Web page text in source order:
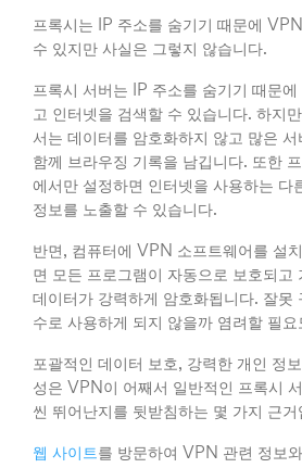
프록시는 IP 주소를 숨기기 때문에
수 있지만 사실은 그렇지 않습니다.
프록시 서버는 IP 주소를 숨기기 때문
고 인터넷을 검색할 수 있습니다. 하지
서는 데이터를 암호화하지 않고 많은
함께 브라우징 기록을 남깁니다. 또한
에서만 설정하면 인터넷을 사용하는 다
정보를 노출할 수 있습니다.
반면, 컴퓨터에 VPN 소프트웨어를 설
면 모든 프로그램이 자동으로 보호되고
데이터가 강력하게 암호화됩니다. 잘못
수로 사용하게 되지 않을까 염려할 필요
포괄적인 데이터 보호, 강력한 개인 정
성은 VPN이 어째서 일반적인 프록시
씬 뛰어난지를 뒷받침하는 몇 가지 근거
웹 사이트를 방문하여 VPN 관련 정보